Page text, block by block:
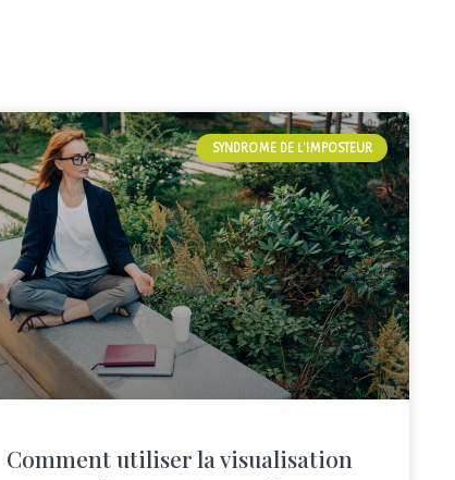
SYNDROME DE L'IMPOSTEUR
Comment utiliser la visualisation